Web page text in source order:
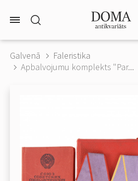
Galvenā
Faleristika
Apbalvojumu komplekts "Par...